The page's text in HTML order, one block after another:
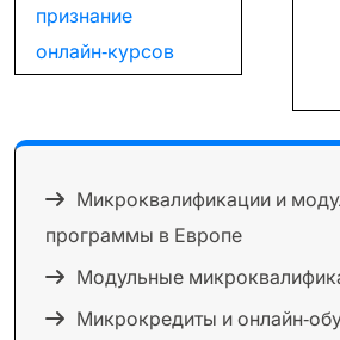
записям
признание
онлайн‑курсов
Микроквалификации и
программы в Европе
Модульные
Микрокредиты и